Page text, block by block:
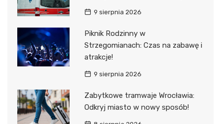
9 sierpnia 2026
Piknik Rodzinny w
Strzegomianach: Czas na zabawę i
atrakcje!
9 sierpnia 2026
Zabytkowe tramwaje Wrocławia:
Odkryj miasto w nowy sposób!